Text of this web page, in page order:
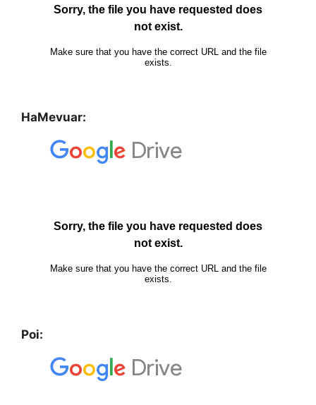
HaMevuar:
Poi: